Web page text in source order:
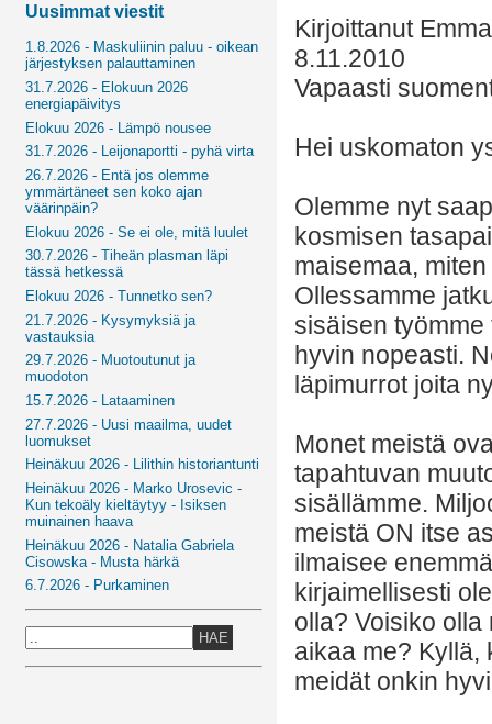
Uusimmat viestit
1.8.2026 - Maskuliinin paluu - oikean
järjestyksen palauttaminen
31.7.2026 - Elokuun 2026
energiapäivitys
Elokuu 2026 - Lämpö nousee
31.7.2026 - Leijonaportti - pyhä virta
26.7.2026 - Entä jos olemme
ymmärtäneet sen koko ajan
väärinpäin?
Elokuu 2026 - Se ei ole, mitä luulet
30.7.2026 - Tiheän plasman läpi
tässä hetkessä
Elokuu 2026 - Tunnetko sen?
21.7.2026 - Kysymyksiä ja
vastauksia
29.7.2026 - Muotoutunut ja
muodoton
15.7.2026 - Lataaminen
27.7.2026 - Uusi maailma, uudet
luomukset
Heinäkuu 2026 - Lilithin historiantunti
Heinäkuu 2026 - Marko Urosevic -
Kun tekoäly kieltäytyy - Isiksen
muinainen haava
Heinäkuu 2026 - Natalia Gabriela
Cisowska - Musta härkä
6.7.2026 - Purkaminen
HAE
Kirjoittanut
8.11.2010
Vapaasti
Hei uskomaton
Olemme nyt
kosmisen
maisemaa,
Ollessamme
sisäisen
hyvin nopeasti.
läpimurrot joita
Monet meistä
tapahtuvan
sisällämme.
meistä ON itse
ilmaisee
kirjaimellisesti
olla? Voisiko olla
aikaa me? Kyllä,
meidät onkin